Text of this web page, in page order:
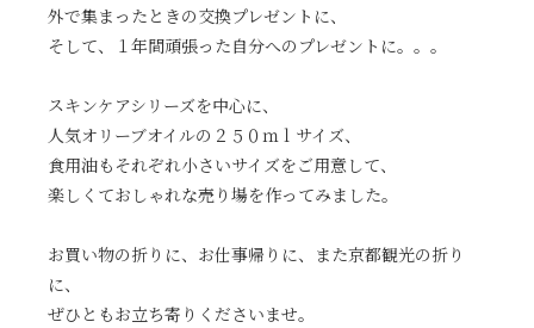
外で集まったときの交換プレゼントに、
そして、１年間頑張った自分へのプレゼントに。。。
スキンケアシリーズを中心に、
人気オリーブオイルの２５０ｍｌサイズ、
食用油もそれぞれ小さいサイズをご用意して、
楽しくておしゃれな売り場を作ってみました。
お買い物の折りに、お仕事帰りに、また京都観光の折り
に、
ぜひともお立ち寄りくださいませ。